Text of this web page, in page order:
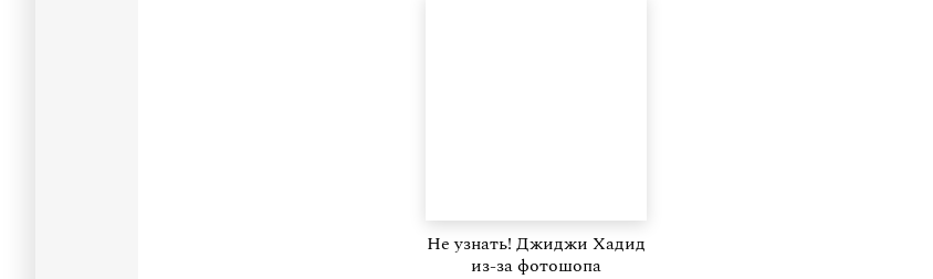
Не узнать! Джиджи Хадид
из-за фотошопа